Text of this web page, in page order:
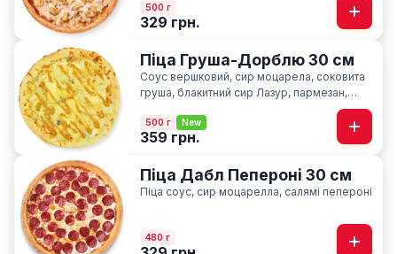
500 г
329 грн.
Піца Груша-Дорблю 30 см
Соус вершковий, сир моцарела, соковита
груша, блакитний сир Лазур, пармезан,
500 г New
359 грн.
Піца Дабл Пепероні 30 см
Піца соус, сир моцарелла, салямі пепероні
480 г